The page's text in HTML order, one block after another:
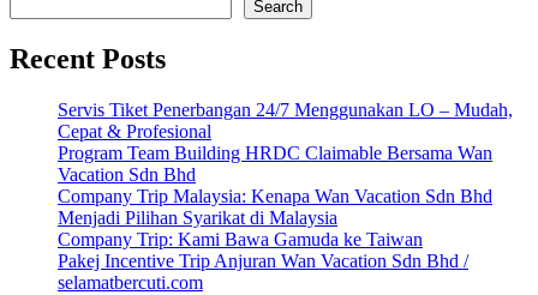
Search
Recent Posts
Servis Tiket Penerbangan 24/7 Menggunakan LO – Mudah,
Cepat & Profesional
Program Team Building HRDC Claimable Bersama Wan
Vacation Sdn Bhd
Company Trip Malaysia: Kenapa Wan Vacation Sdn Bhd
Menjadi Pilihan Syarikat di Malaysia
Company Trip: Kami Bawa Gamuda ke Taiwan
Pakej Incentive Trip Anjuran Wan Vacation Sdn Bhd /
selamatbercuti.com